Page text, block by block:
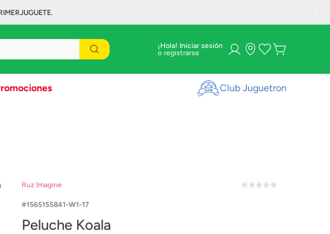
¡Hola! Iniciar sesión
Club Juguetron
Ruz Imagine
1565155841-W1-17
Peluche Koala